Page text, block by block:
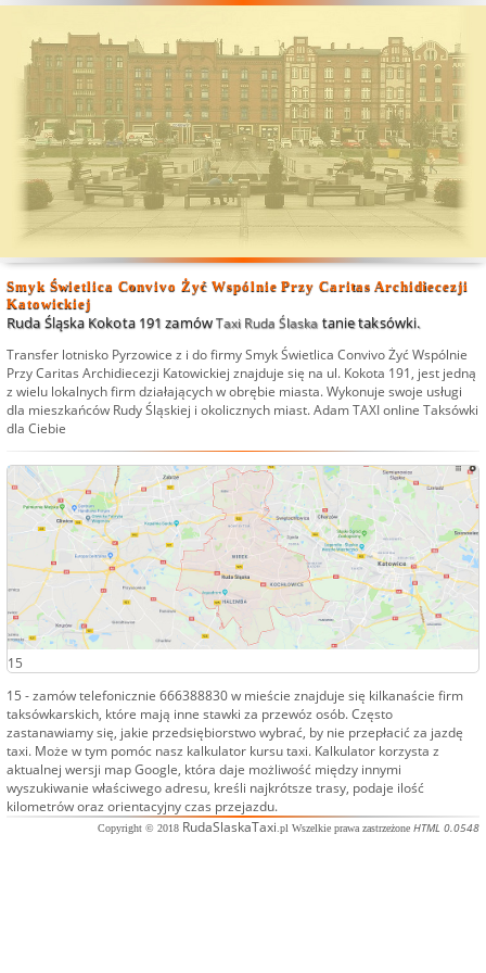
Smyk Świetlica Convivo Żyć Wspólnie Przy Caritas Archidiecezji
Katowickiej
Ruda Śląska Kokota 191 zamówTaxi Ruda Ślaska tanie taksówki.
Transfer lotnisko Pyrzowice z i do firmy Smyk Świetlica Convivo Żyć Wspólnie
Przy Caritas Archidiecezji Katowickiej znajduje się na ul. Kokota 191, jest jedną
z wielu lokalnych firm działających w obrębie miasta. Wykonuje swoje usługi
dla mieszkańców Rudy Śląskiej i okolicznych miast.Adam TAXI online Taksówki
dla Ciebie
15
15 - zamów telefonicznie 666388830w mieście znajduje się kilkanaście firm
taksówkarskich, które mają inne stawki za przewóz osób. Często
zastanawiamy się, jakie przedsiębiorstwo wybrać, by nie przepłacić za jazdę
taxi. Może w tym pomóc nasz kalkulator kursu taxi. Kalkulator korzysta z
aktualnej wersji map Google, która daje możliwość między innymi
wyszukiwanie właściwego adresu, kreśli najkrótsze trasy, podaje ilość
kilometrów oraz orientacyjny czas przejazdu.
Copyright © 2018 RudaSlaskaTaxi.pl Wszelkie prawa zastrzeżone HTML 0.0548